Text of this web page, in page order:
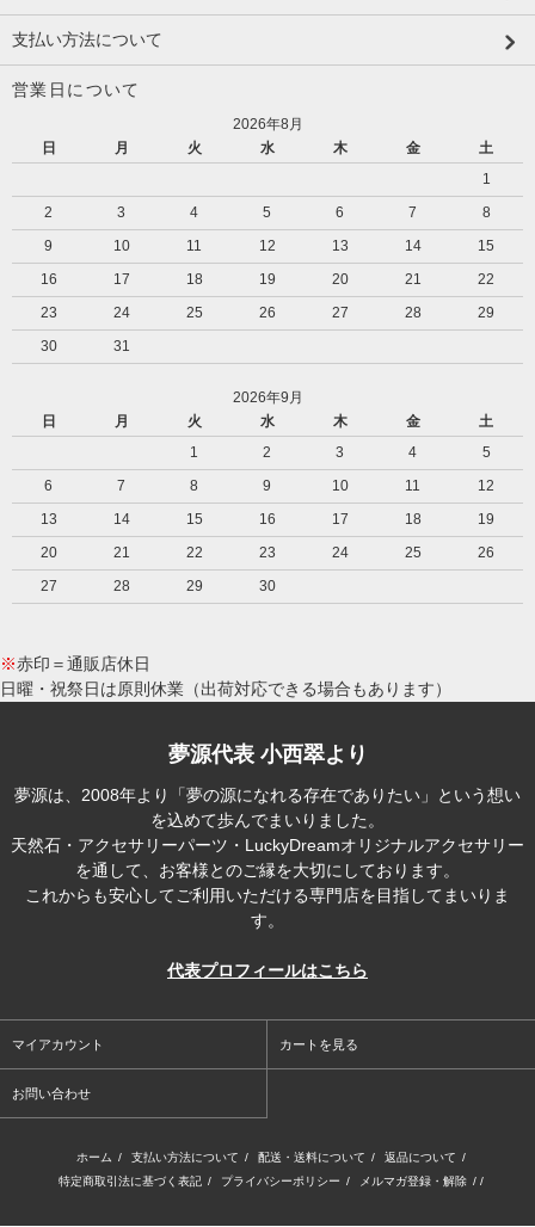
支払い方法について
営業日について
2026年8月
日
月 火 水 木 金
土
1
2
3 4 5 6 7
8
9
10 11 12 13 14
15
16
17 18 19 20 21
22
23
24 25 26 27 28
29
30
31
2026年9月
日
月 火 水 木 金
土
1
2 3 4
5
6
7 8 9 10 11
12
13
14 15 16 17 18
19
20
21 22 23 24 25
26
27
28 29 30
※赤印＝通販店休日
日曜・祝祭日は原則休業（出荷対応できる場合もあります）
夢源代表 小西翠より
夢源は、2008年より「夢の源になれる存在でありたい」という想い
を込めて歩んでまいりました。
天然石・アクセサリーパーツ・LuckyDreamオリジナルアクセサリー
を通して、お客様とのご縁を大切にしております。
これからも安心してご利用いただける専門店を目指してまいりま
す。
代表プロフィールはこちら
マイアカウント カートを見る
お問い合わせ
ホーム / 支払い方法について / 配送・送料について / 返品について /
特定商取引法に基づく表記 / プライバシーポリシー / メルマガ登録・解除 / /